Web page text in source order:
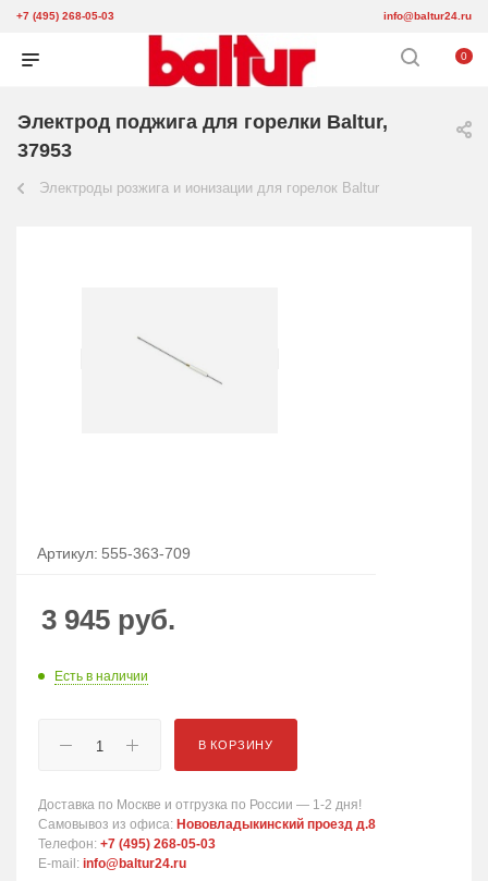
+7 (495) 268-05-03 info@baltur24.ru
0
Электрод поджига для горелки Baltur,
37953
Электроды розжига и ионизации для горелок Baltur
Артикул: 555-363-709
3 945 руб.
Есть в наличии
В КОРЗИНУ
Доставка по Москве и отгрузка по России — 1-2 дня!
Самовывоз из офиса: Нововладыкинский проезд д.8
Телефон: +7 (495) 268-05-03
E-mail: info@baltur24.ru